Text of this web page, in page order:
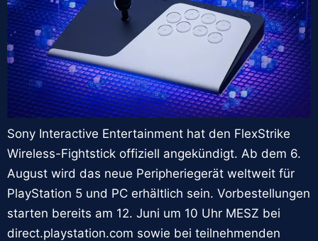
Sony Interactive Entertainment hat den FlexStrike
Wireless-Fightstick offiziell angekündigt. Ab dem 6.
August wird das neue Peripheriegerät weltweit für
PlayStation 5 und PC erhältlich sein. Vorbestellungen
starten bereits am 12. Juni um 10 Uhr MESZ bei
direct.playstation.com sowie bei teilnehmenden